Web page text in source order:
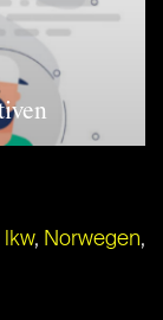
lkw, Norwegen,